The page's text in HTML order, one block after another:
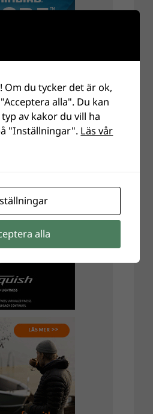
Om du tycker det är ok,
alla". Du kan
av kakor du vill ha
"Inställningar". Läs vår
alla